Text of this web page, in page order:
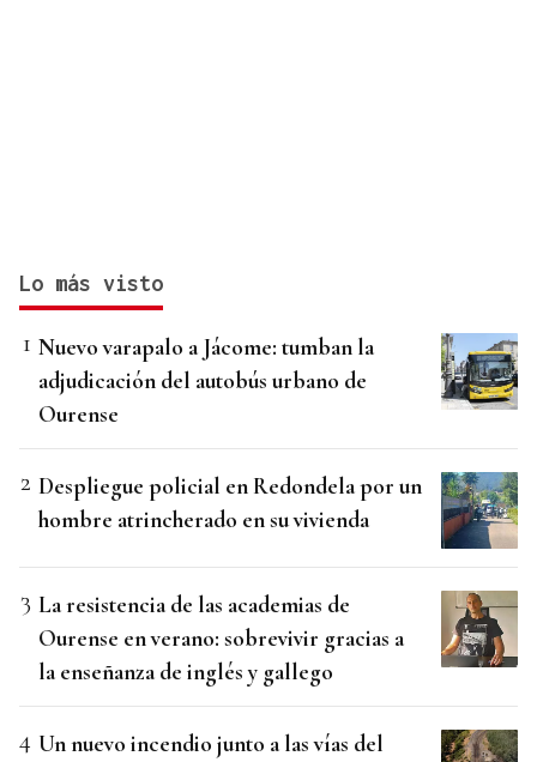
Lo más visto
Nuevo varapalo a Jácome: tumban la
adjudicación del autobús urbano de
Ourense
Despliegue policial en Redondela por un
hombre atrincherado en su vivienda
La resistencia de las academias de
Ourense en verano: sobrevivir gracias a
la enseñanza de inglés y gallego
Un nuevo incendio junto a las vías del